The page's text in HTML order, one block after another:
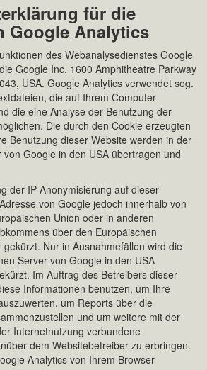
für die
Google Analytics
des Webanalysedienstes Google
Google Inc. 1600 Amphitheatre Parkway
USA. Google Analytics verwendet sog.
die auf Ihrem Computer
die eine Analyse der Benutzung der
Die durch den Cookie erzeugten
Benutzung dieser Website werden in der
Google in den USA übertragen und
der IP-Anonymisierung auf dieser
von Google jedoch innerhalb von
Union oder in anderen
über den Europäischen
Nur in Ausnahmefällen wird die
Server von Google in den USA
Im Auftrag des Betreibers dieser
Informationen benutzen, um Ihre
um Reports über die
und um weitere mit der
Internetnutzung verbundene
dem Websitebetreiber zu erbringen.
Analytics von Ihrem Browser